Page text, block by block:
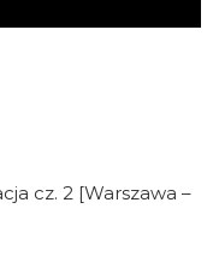
cz. 2 [Warszawa –